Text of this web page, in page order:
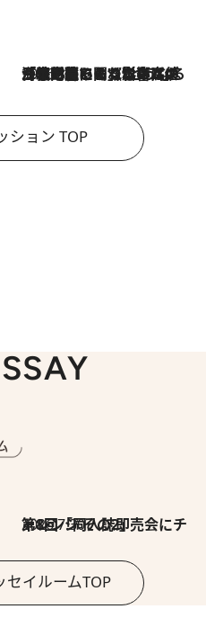
2026.8.3
「住宅建てられない…」「サーチャージ料の高値が続いている」ホルムズ海峡封鎖による影響はいつまで続く？《エネルギー専門家に聞く“どうなる日本の暮らし”》
ション TOP
2026.7.30
第8回「同人誌即売会にチャレンジ その2」
セイルームTOP